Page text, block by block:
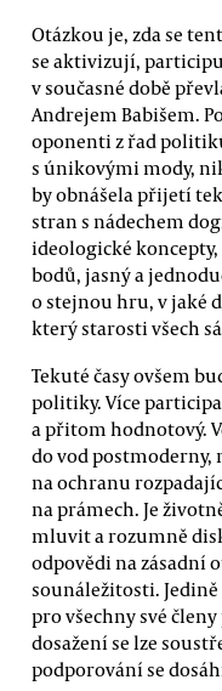
Otázkou je, zda se
se aktivizují,
v současné době
Andrejem Babišem.
oponenti z řad
s únikovými mody,
by obnášela přijetí
stran s nádechem
ideologické
bodů, jasný a
o stejnou hru, v jaké
který starosti všech
Tekuté časy ovšem
politiky. Více
a přitom hodnotový.
do vod postmoderny,
na ochranu
na prámech. Je
mluvit a rozumně
odpovědi na zásadní
sounáležitosti.
pro všechny své
dosažení se lze
podporování se